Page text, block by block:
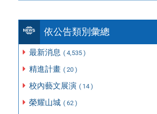
依公告類別彙總
最新消息 ( 4,535 )
精進計畫 ( 20 )
校內藝文展演 ( 14 )
榮耀山城 ( 62 )